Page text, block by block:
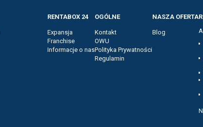
RENTABOX 24
Expansja
Franchise
Informacje o nas
OGÓLNE
Kontakt
OWU
Polityka Prywatności
Regulamin
NASZA OFERTA
Blog